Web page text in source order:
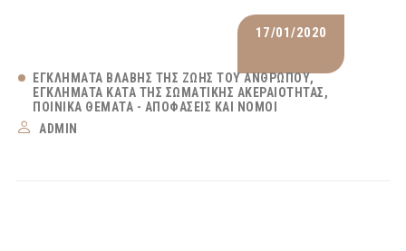
17/01/2020
ΕΓΚΛΉΜΑΤΑ ΒΛΆΒΗΣ ΤΗΣ ΖΩΉΣ ΤΟΥ ΑΝΘΡΏΠΟΥ
ΕΓΚΛΉΜΑΤΑ ΚΑΤΆ ΤΗΣ ΣΩΜΑΤΙΚΉΣ ΑΚΕΡΑΙΌΤΗΤΑΣ
ΠΟΙΝΙΚΆ ΘΈΜΑΤΑ - ΑΠΟΦΆΣΕΙΣ ΚΑΙ ΝΌΜΟΙ
ADMIN